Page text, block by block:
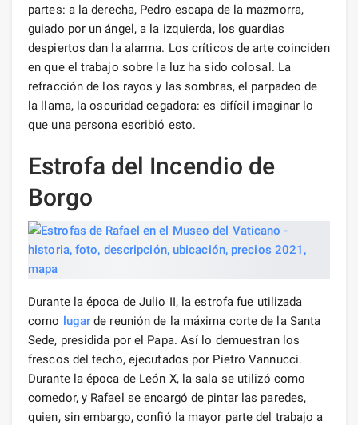
partes: a la derecha, Pedro escapa de la mazmorra,
guiado por un ángel, a la izquierda, los guardias
despiertos dan la alarma. Los críticos de arte coinciden
en que el trabajo sobre la luz ha sido colosal. La
refracción de los rayos y las sombras, el parpadeo de
la llama, la oscuridad cegadora: es difícil imaginar lo
que una persona escribió esto.
Estrofa del Incendio de
Borgo
Durante la época de Julio II, la estrofa fue utilizada
como lugar de reunión de la máxima corte de la Santa
Sede, presidida por el Papa. Así lo demuestran los
frescos del techo, ejecutados por Pietro Vannucci.
Durante la época de León X, la sala se utilizó como
comedor, y Rafael se encargó de pintar las paredes,
quien, sin embargo, confió la mayor parte del trabajo a